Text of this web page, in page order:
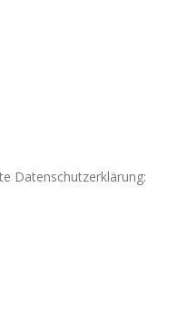
Datenschutzerklärung: